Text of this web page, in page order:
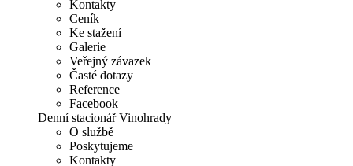
Kontakty
Ceník
Ke stažení
Galerie
Veřejný závazek
Časté dotazy
Reference
Facebook
Denní stacionář Vinohrady
O službě
Poskytujeme
Kontakty